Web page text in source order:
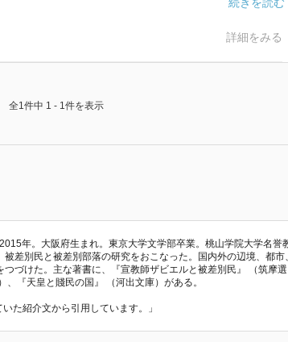
れている。2001年とは、熊本地裁により、「『らい予
決が出た年である。熊本地裁はらい予防法の隔離規定
ほど最近のことであったのか、ということに改めて驚
ン病差別に関する書籍・資料が十分には発行されてこ
もある。
いる点である。統一の取れた形ではないが、多層的・
するための「叩き台のひとつとして」企画されたとい
深い、良書であると思う。
、「ハンセン病と現代社会」の三部構成であり、各部
詳細をみる
全1件中 1 - 1件を表示
年。大阪府生まれ。東京大学文学部卒業。桃山学院大学名誉
差別民と被差別部落の研究をおこなった。国内外の辺境、都市、
づけた。主な著書に、『宣教師ザビエルと被差別民』 （筑摩選
『天皇と賤民の国』 （河出文庫）がある。
た紹介文から引用しています。」